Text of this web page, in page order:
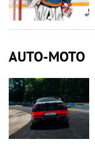
AUTO-MOTO